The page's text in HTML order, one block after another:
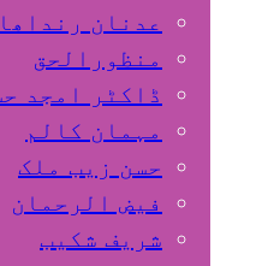
عدنان
منظورالحق
ڈاکٹر امجد
مہمان کالم
حسن زیب ملک
فیض الرحمان
شریف شکیب